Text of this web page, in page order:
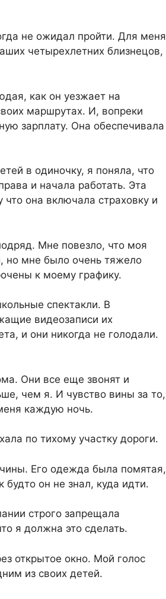
не ожидал пройти. Для меня
четырехлетних близнецов,
как он уезжает на
маршрутах. И, вопреки
зарплату. Она обеспечивала
в одиночку, я поняла, что
и начала работать. Эта
она включала страховку и
Мне повезло, что моя
но мне было очень тяжело
к моему графику.
спектакли. В
видеозаписи их
и они никогда не голодали.
Они все еще звонят и
чем я. И чувство вины за то,
каждую ночь.
по тихому участку дороги.
Его одежда была помятая,
будто он не знал, куда идти.
строго запрещала
я должна это сделать.
открытое окно. Мой голос
из своих детей.